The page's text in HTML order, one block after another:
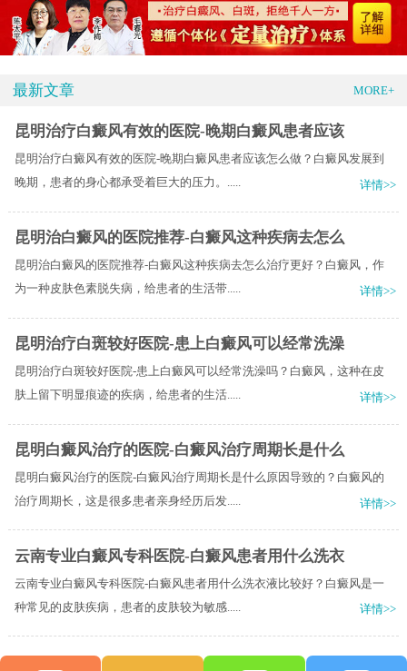
最新文章 MORE+
昆明治疗白癜风有效的医院-晚期白癜风患者应该
昆明治疗白癜风有效的医院-晚期白癜风患者应该怎么做？白癜风发展到
晚期，患者的身心都承受着巨大的压力。.....
详情>>
昆明治白癜风的医院推荐-白癜风这种疾病去怎么
昆明治白癜风的医院推荐-白癜风这种疾病去怎么治疗更好？白癜风，作
为一种皮肤色素脱失病，给患者的生活带.....
详情>>
昆明治疗白斑较好医院-患上白癜风可以经常洗澡
昆明治疗白斑较好医院-患上白癜风可以经常洗澡吗？白癜风，这种在皮
肤上留下明显痕迹的疾病，给患者的生活.....
详情>>
昆明白癜风治疗的医院-白癜风治疗周期长是什么
昆明白癜风治疗的医院-白癜风治疗周期长是什么原因导致的？白癜风的
治疗周期长，这是很多患者亲身经历后发.....
详情>>
云南专业白癜风专科医院-白癜风患者用什么洗衣
云南专业白癜风专科医院-白癜风患者用什么洗衣液比较好？白癜风是一
种常见的皮肤疾病，患者的皮肤较为敏感.....
详情>>